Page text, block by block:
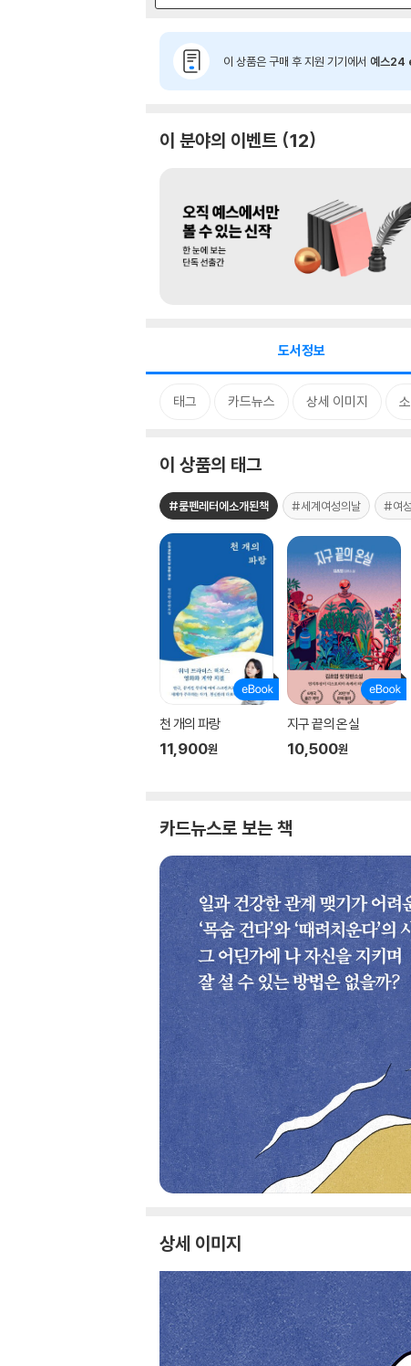
이 상품은 구매 후 지원 기기에서 예스24
이 분야의 이벤트 12
도서정보
태그 카드뉴스 상세 이미지
이 상품의 태그
#룸펜레터에소개된책 #세계여성의날 #여
천 개의 파랑
11,900원
지구 끝의 온실
10,500원
카드뉴스로 보는 책
상세 이미지